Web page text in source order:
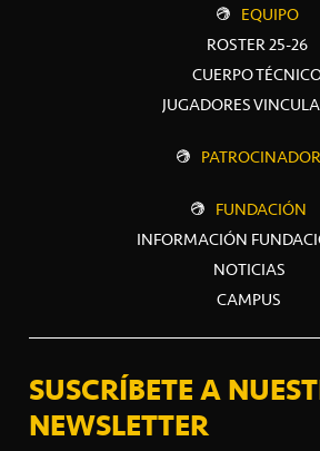
EQUIPO
ROSTER 25-26
CUERPO
JUGADORES
FUNDACIÓN
INFORMACIÓN
NOTICIAS
CAMPUS
SUSCRÍBETE A
NEWSLETTER